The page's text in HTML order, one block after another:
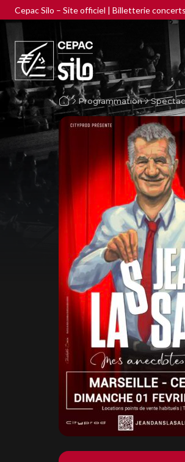
Cepac Silo – Site officiel | Billetterie
Programmation